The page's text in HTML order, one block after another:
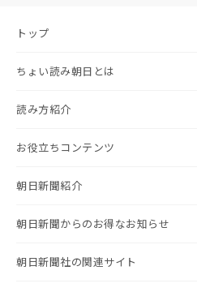
トップ
ちょい読み朝日とは
読み方紹介
お役立ちコンテンツ
朝日新聞紹介
朝日新聞からのお得なお知らせ
朝日新聞社の関連サイト